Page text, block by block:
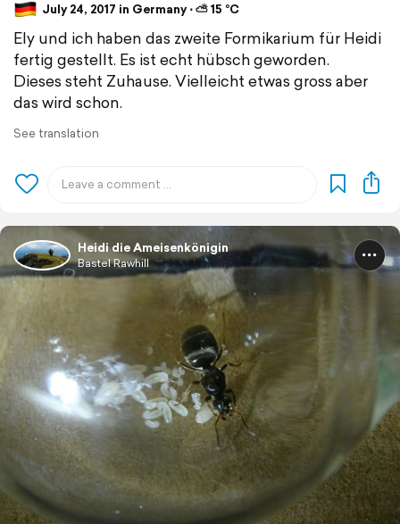
July 24, 2017 in Germany ⋅ ⛅ 15 °C
Ely und ich haben das zweite Formikarium für Heidi
fertig gestellt. Es ist echt hübsch geworden.
Dieses steht Zuhause. Vielleicht etwas gross aber
das wird schon.
See translation
Heidi die Ameisenkönigin
Bastel Rawhill